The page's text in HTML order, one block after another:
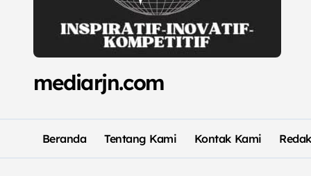
mediarjn.com
Beranda Tentang Kami Kontak Kami